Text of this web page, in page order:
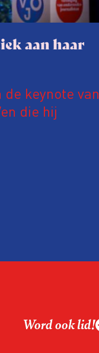
aan haar
keynote van
die hij
met een
Word ook lid!